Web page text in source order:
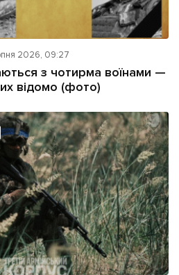
2026, 09:27
з чотирма воїнами —
відомо (фото)